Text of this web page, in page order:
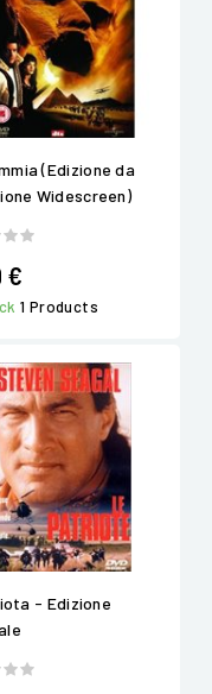
(Edizione da
Widescreen)
€
1 Products
- Edizione